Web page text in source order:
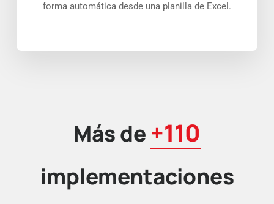
forma automática desde una planilla de Excel.
Más de +110
implementaciones